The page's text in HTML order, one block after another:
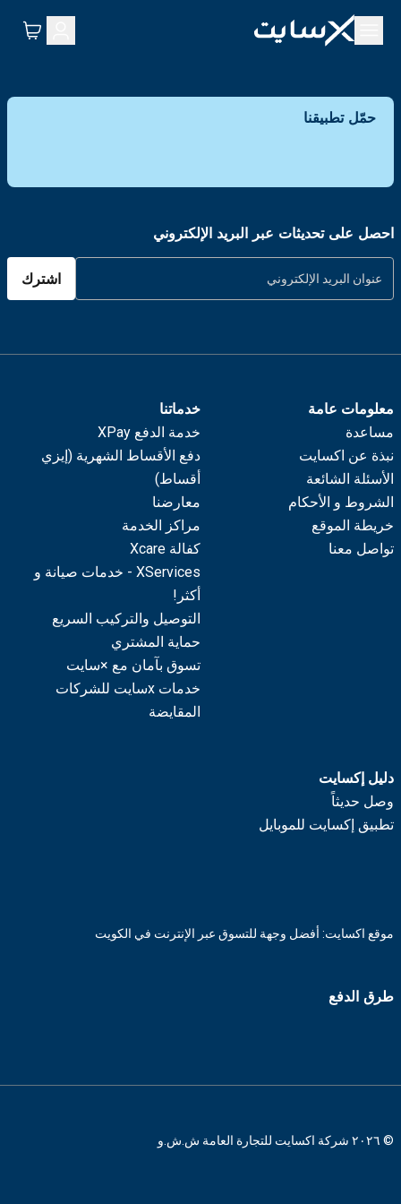
حمّل تطبيقنا
احصل على تحديثات عبر البريد الإلكتروني
اشترك
معلومات عامة
مساعدة
نبذة عن اكسايت
الأسئلة الشائعة
الشروط و الأحكام
خريطة الموقع
تواصل معنا
خدماتنا
خدمة الدفع XPay
دفع الأقساط الشهرية (إيزي
أقساط)
معارضنا
مراكز الخدمة
كفالة Xcare
XServices - خدمات صيانة و
أكثر!
التوصيل والتركيب السريع
حماية المشتري
تسوق بآمان مع ×سايت
خدمات xسايت للشركات
المقايضة
دليل إكسايت
وصل حديثاً
تطبيق إكسايت للموبايل
موقع اكسايت: أفضل وجهة للتسوق عبر الإنترنت في الكويت
طرق الدفع
© ٢٠٢٦ شركة اكسايت للتجارة العامة ش.ش.و